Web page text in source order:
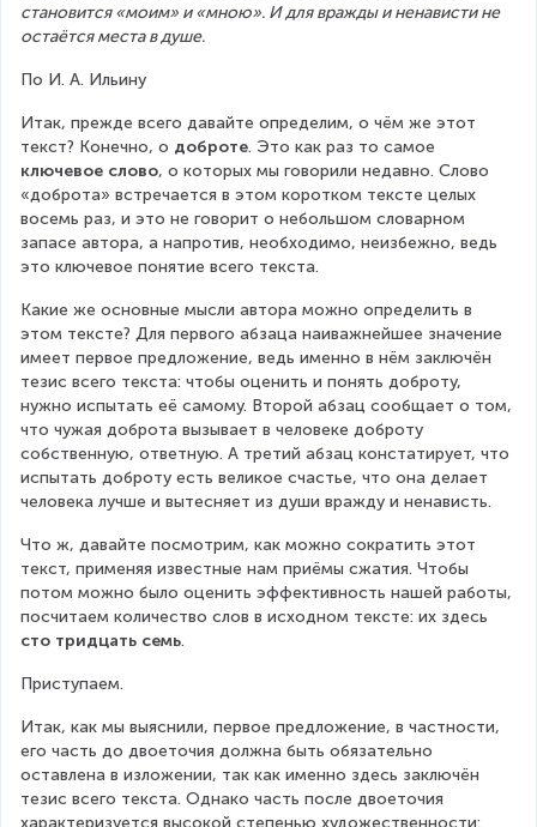
становится «моим» и «мною». И для вражды и ненависти не
остаётся места в душе.
По И. А. Ильину
Итак, прежде всего давайте определим, о чём же этот
текст? Конечно, о доброте. Это как раз то самое
ключевое слово, о которых мы говорили недавно. Слово
«доброта» встречается в этом коротком тексте целых
восемь раз, и это не говорит о небольшом словарном
запасе автора, а напротив, необходимо, неизбежно, ведь
это ключевое понятие всего текста.
Какие же основные мысли автора можно определить в
этом тексте? Для первого абзаца наиважнейшее значение
имеет первое предложение, ведь именно в нём заключён
тезис всего текста: чтобы оценить и понять доброту,
нужно испытать её самому. Второй абзац сообщает о том,
что чужая доброта вызывает в человеке доброту
собственную, ответную. А третий абзац констатирует, что
испытать доброту есть великое счастье, что она делает
человека лучше и вытесняет из души вражду и ненависть.
Что ж, давайте посмотрим, как можно сократить этот
текст, применяя известные нам приёмы сжатия. Чтобы
потом можно было оценить эффективность нашей работы,
посчитаем количество слов в исходном тексте: их здесь
сто тридцать семь.
Приступаем.
Итак, как мы выяснили, первое предложение, в частности,
его часть до двоеточия должна быть обязательно
оставлена в изложении, так как именно здесь заключён
тезис всего текста. Однако часть после двоеточия
характеризуется высокой степенью художественности: